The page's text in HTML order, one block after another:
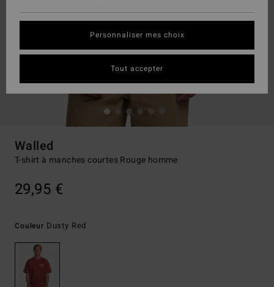
Walled
T-shirt à manches courtes Rouge homme
29,95 €
Couleur Dusty Red
Personnaliser mes choix
Tout accepter